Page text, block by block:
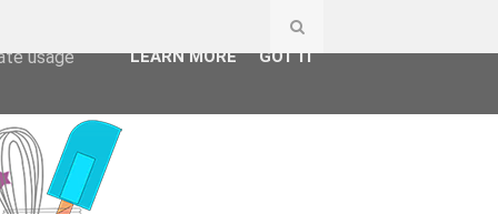
agent
usage
LEARN MORE GOT IT